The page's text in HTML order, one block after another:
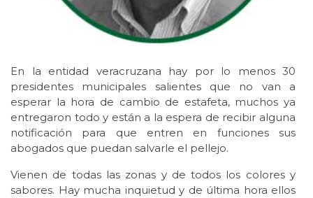
En la entidad veracruzana hay por lo menos 30
presidentes municipales salientes que no van a
esperar la hora de cambio de estafeta, muchos ya
entregaron todo y están a la espera de recibir alguna
notificación para que entren en funciones sus
abogados que puedan salvarle el pellejo.
Vienen de todas las zonas y de todos los colores y
sabores. Hay mucha inquietud y de última hora ellos